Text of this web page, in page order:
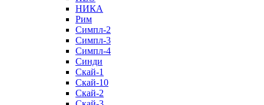
НИКА
Рим
Симпл-2
Симпл-3
Симпл-4
Синди
Скай-1
Скай-10
Скай-2